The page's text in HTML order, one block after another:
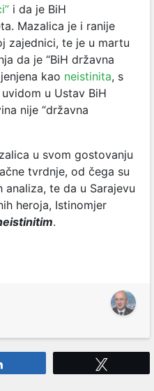
i da je BiH
Mazalica je i ranije
zajednici, te je u martu
da je “BiH državna
kao neistinita, s
u Ustav BiH
nije “državna
u svom gostovanju
tvrdnje, od čega su
te da u Sarajevu
heroja, Istinomjer
.